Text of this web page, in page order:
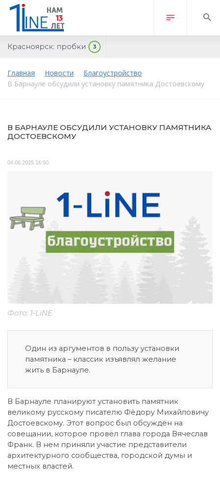
Красноярск: пробки 3
Главная Новости
Благоустройство
В Барнауле обсудили установку памятника Достоевскому
В БАРНАУЛЕ ОБСУДИЛИ УСТАНОВКУ ПАМЯТНИКА
ДОСТОЕВСКОМУ
04.06.2025 16:50
Фото: 1-LiNE
Один из аргументов в пользу установки
памятника – классик изъявлял желание
жить в Барнауле.
В Барнауле планируют установить памятник
великому русскому писателю Фёдору Михайловичу
Достоевскому. Этот вопрос был обсуждён на
совещании, которое провёл глава города Вячеслав
Франк. В нем приняли участие представители
архитектурного сообщества, городской думы и
местных властей.